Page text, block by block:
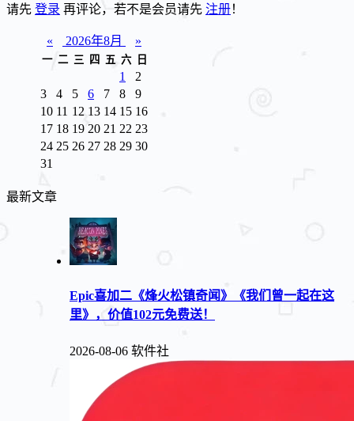
请先 登录 再评论，若不是会员请先 注册！
« 2026年8月 »
一 二 三 四 五 六 日
1
2
3
4 5 6 7 8
9
10 11 12 13 14 15 16
17 18 19 20 21 22 23
24 25 26 27 28 29 30
31
最新文章
Epic喜加二《烽火松镇奇闻》《我们曾一起在这
里》，价值102元免费送！
2026-08-06 软件社